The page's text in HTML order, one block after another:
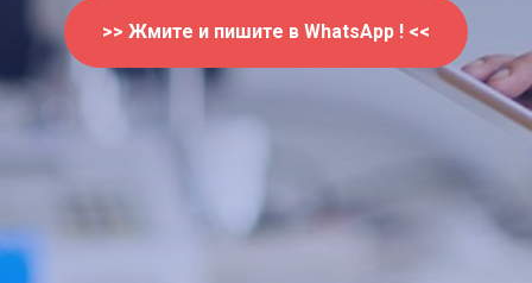
>> Жмите и пишите в WhatsApp ! <<